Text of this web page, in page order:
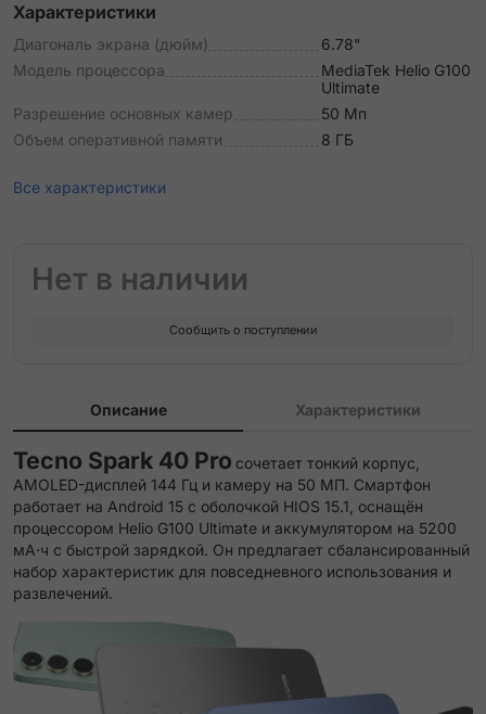
Характеристики
Диагональ экрана (дюйм)
6.78"
Модель процессора
MediaTek Helio G100
Ultimate
Разрешение основных камер
50 Мп
Объем оперативной памяти
8 ГБ
Все характеристики
Нет в наличии
Сообщить о поступлении
Описание Характеристики
Tecno Spark 40 Pro сочетает тонкий корпус,
AMOLED-дисплей 144 Гц и камеру на 50 МП. Смартфон
работает на Android 15 с оболочкой HIOS 15.1, оснащён
процессором Helio G100 Ultimate и аккумулятором на 5200
мА·ч с быстрой зарядкой. Он предлагает сбалансированный
набор характеристик для повседневного использования и
развлечений.